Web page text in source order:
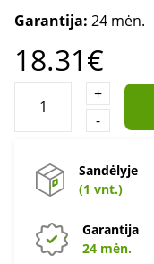
Garantija: 24 mėn.
18.31€
+
-
Sandėlyje
(1 vnt.)
Garantija
24 mėn.